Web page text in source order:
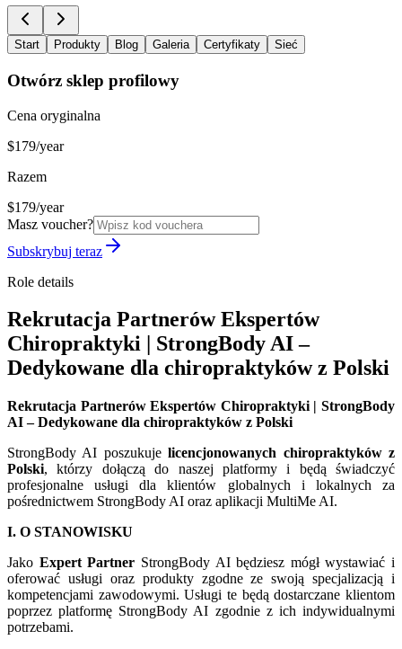
Start Produkty Blog Galeria Certyfikaty Sieć
Otwórz sklep profilowy
Cena oryginalna
$179/year
Razem
$179/year
Masz voucher?
Subskrybuj teraz
Role details
Rekrutacja Partnerów Ekspertów
Chiropraktyki | StrongBody AI –
Dedykowane dla chiropraktyków z Polski
Rekrutacja Partnerów Ekspertów Chiropraktyki | StrongBody
AI – Dedykowane dla chiropraktyków z Polski
StrongBody AI poszukujelicencjonowanych chiropraktyków z
Polski, którzy dołączą do naszej platformy i będą świadczyć
profesjonalne usługi dla klientów globalnych i lokalnych za
pośrednictwem StrongBody AI oraz aplikacji MultiMe AI.
I. O STANOWISKU
Jako Expert Partner StrongBody AI będziesz mógł wystawiać i
oferować usługi oraz produkty zgodne ze swoją specjalizacją i
kompetencjami zawodowymi. Usługi te będą dostarczane klientom
poprzez platformę StrongBody AI zgodnie z ich indywidualnymi
potrzebami.